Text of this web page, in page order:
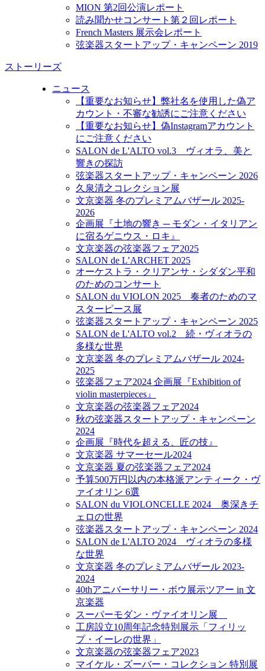
MION 第2回公演レポート
読み聞かせコンサート第２回レポート
French Masters 展示会レポート
弦楽器スタートアップ・キャンペーン 2019
ストーリーズ
ニュース
【重要なお知らせ】弊社名を使用した偽ア
カウント・不審な勧誘にご注意ください
【重要なお知らせ】偽Instagramアカウント
にご注意ください
SALON de L'ALTO vol.3 ヴィオラ、美と
響きの探訪
弦楽器スタートアップ・キャンペーン 2026
久泉清之コレクション展
文京楽器 冬のプレミアムバザール 2025-
2026
企画展『土地の響き ─ モダン・イタリアン
に宿るゲニウス・ロキ』
文京楽器の弦楽器フェア2025
SALON de L’ARCHET 2025
オーケストラ・クリアンサ・シダダン平和
のためのコンサート
SALON du VIOLON 2025 奏者のためのマ
スターピース展
弦楽器スタートアップ・キャンペーン 2025
SALON de L'ALTO vol.2 続・ヴィオラの
多様な世界
文京楽器 冬のプレミアムバザール 2024-
2025
弦楽器フェア2024 企画展『Exhibition of
violin masterpieces』
文京楽器の弦楽器フェア2024
秋の弦楽器スタートアップ・キャンペーン
2024
企画展『時代を超える、匠の技』
文京楽器 サマーセール2024
文京楽器 夏の弦楽器フェア2024
予算500万円以内の本格派アンティーク・ヴ
ァイオリン 6選
SALON du VIOLONCELLE 2024 奥深きチ
ェロの世界
弦楽器スタートアップ・キャンペーン 2024
SALON de L'ALTO 2024 ヴィオラの多様
な世界
文京楽器 冬のプレミアムバザール 2023-
2024
40thアニバーサリー・ボウ展示ツアー in 文
京楽器
スーパーモダン・ヴァイオリン展
工房設立10周年記念特別展示「フィリッ
プ・イーレの世界」
文京楽器の弦楽器フェア2023
マイケル・ズーバー・コレクション 特別展